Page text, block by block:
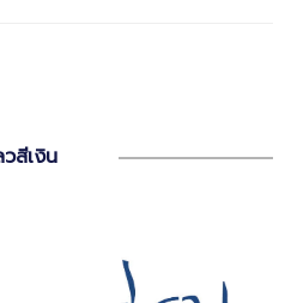
วสีเงิน